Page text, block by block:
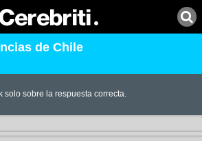
de Chile
solo sobre la respuesta correcta.